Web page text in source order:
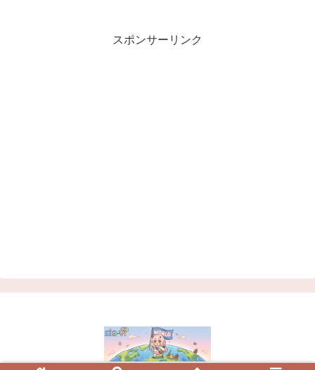
スポンサーリンク